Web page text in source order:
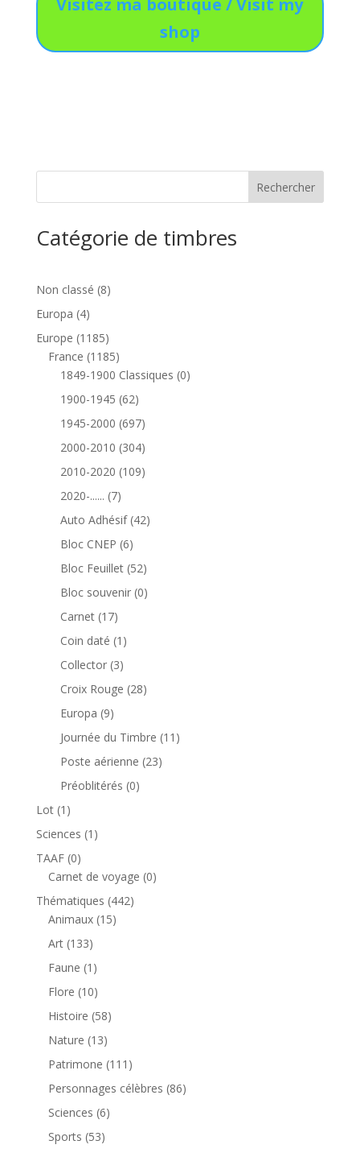
Visitez ma boutique / Visit my
shop
Catégorie de timbres
Non classé 88
Europa 44
produits
Europe 11851185
produits
France 11851185
produits
1849-1900 Classiques 00
1900-1945 6262
produits
1945-2000 697697
produits
2000-2010 304304
produits
2010-2020 109109
2020-...... 77
produits
Auto Adhésif 4242
Bloc CNEP 66
produits
Bloc Feuillet 5252
produits
Bloc souvenir 00
Carnet 1717
produits
Coin daté 1 1
produit
Collector 33
produits
Croix Rouge 2828
Europa 99
produits
Journée du Timbre 11 11
Poste aérienne 2323
Préoblitérés 00
Lot 1 1
produit
Sciences 1 1
TAAF 00
produit
Carnet de voyage 00
Thématiques 442442
Animaux 1515
Art 133133
produits
Faune 1 1
produit
Flore 1010
produits
Histoire 5858
Nature 1313
produits
Patrimone 111 111
produits
Personnages célèbres 8686
Sciences 66
Sports 5353